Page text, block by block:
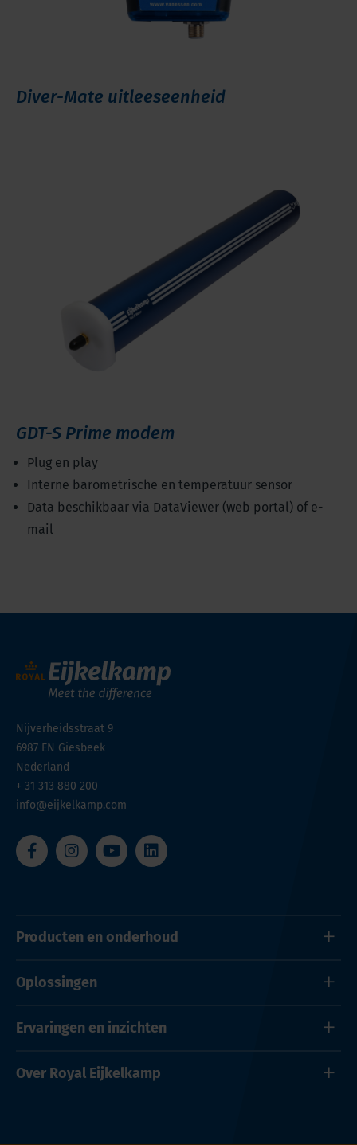
Diver-Mate uitleeseenheid
GDT-S Prime modem
Plug en play
Interne barometrische en temperatuur sensor
Data beschikbaar via DataViewer (web portal) of e-
mail
Nijverheidsstraat 9
6987 EN Giesbeek
Nederland
+ 31 313 880 200
info@eijkelkamp.com
Producten en onderhoud
Oplossingen
Ervaringen en inzichten
Over Royal Eijkelkamp